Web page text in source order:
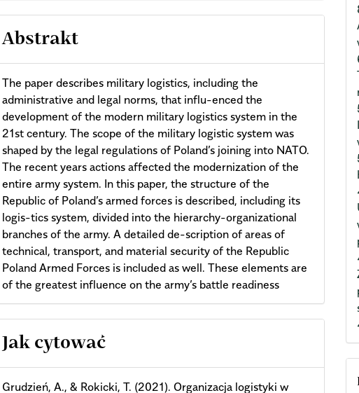
Abstrakt
The paper describes military logistics, including the
administrative and legal norms, that influ-enced the
development of the modern military logistics system in the
21st century. The scope of the military logistic system was
shaped by the legal regulations of Poland’s joining into NATO.
The recent years actions affected the modernization of the
entire army system. In this paper, the structure of the
Republic of Poland’s armed forces is described, including its
logis-tics system, divided into the hierarchy-organizational
branches of the army. A detailed de-scription of areas of
technical, transport, and material security of the Republic
Poland Armed Forces is included as well. These elements are
of the greatest influence on the army’s battle readiness
Article
Jak cytować
Grudzień, A., & Rokicki, T. (2021). Organizacja logistyki w